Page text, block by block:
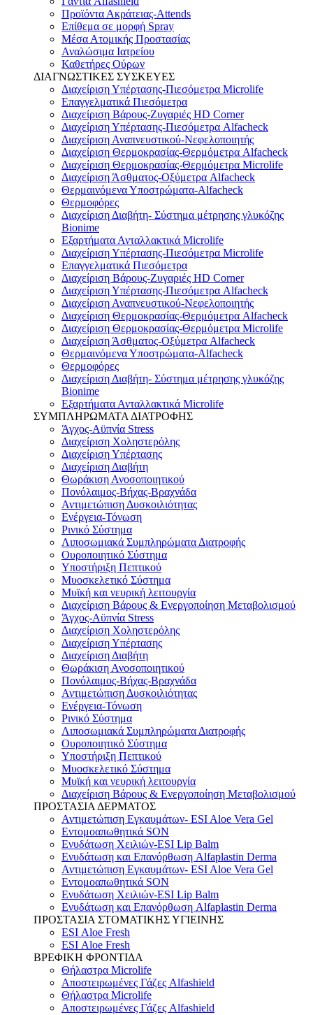
Προϊόντα Ακράτειας-Attends
Επίθεμα σε μορφή Spray
Μέσα Ατομικής Προστασίας
Αναλώσιμα Ιατρείου
Καθετήρες Ούρων
ΔΙΑΓΝΩΣΤΙΚΕΣ ΣΥΣΚΕΥΕΣ
Διαχείριση Υπέρτασης-Πιεσόμετρα Microlife
Επαγγελματικά Πιεσόμετρα
Διαχείριση Βάρους-Ζυγαριές HD Corner
Διαχείριση Υπέρτασης-Πιεσόμετρα Alfacheck
Διαχείριση Αναπνευστικού-Νεφελοποιητής
Διαχείριση Θερμοκρασίας-Θερμόμετρα Alfacheck
Διαχείριση Θερμοκρασίας-Θερμόμετρα Microlife
Διαχείριση Άσθματος-Οξύμετρα Alfacheck
Θερμαινόμενα Υποστρώματα-Alfacheck
Θερμοφόρες
Διαχείριση Διαβήτη- Σύστημα μέτρησης γλυκόζης
Bionime
Εξαρτήματα Ανταλλακτικά Microlife
Διαχείριση Υπέρτασης-Πιεσόμετρα Microlife
Επαγγελματικά Πιεσόμετρα
Διαχείριση Βάρους-Ζυγαριές HD Corner
Διαχείριση Υπέρτασης-Πιεσόμετρα Alfacheck
Διαχείριση Αναπνευστικού-Νεφελοποιητής
Διαχείριση Θερμοκρασίας-Θερμόμετρα Alfacheck
Διαχείριση Θερμοκρασίας-Θερμόμετρα Microlife
Διαχείριση Άσθματος-Οξύμετρα Alfacheck
Θερμαινόμενα Υποστρώματα-Alfacheck
Θερμοφόρες
Διαχείριση Διαβήτη- Σύστημα μέτρησης γλυκόζης
Bionime
Εξαρτήματα Ανταλλακτικά Microlife
ΣΥΜΠΛΗΡΩΜΑΤΑ ΔΙΑΤΡΟΦΗΣ
Άγχος-Αϋπνία Stress
Διαχείριση Χοληστερόλης
Διαχείριση Υπέρτασης
Διαχείριση Διαβήτη
Θωράκιση Ανοσοποιητικού
Πονόλαιμος-Βήχας-Βραχνάδα
Αντιμετώπιση Δυσκοιλιότητας
Eνέργεια-Τόνωση
Ρινικό Σύστημα
Λιποσωμιακά Συμπληρώματα Διατροφής
Ουροποιητικό Σύστημα
Υποστήριξη Πεπτικού
Μυοσκελετικό Σύστημα
Μυϊκή και νευρική λειτουργία
Διαχείριση Βάρους & Ενεργοποίηση Μεταβολισμού
Άγχος-Αϋπνία Stress
Διαχείριση Χοληστερόλης
Διαχείριση Υπέρτασης
Διαχείριση Διαβήτη
Θωράκιση Ανοσοποιητικού
Πονόλαιμος-Βήχας-Βραχνάδα
Αντιμετώπιση Δυσκοιλιότητας
Eνέργεια-Τόνωση
Ρινικό Σύστημα
Λιποσωμιακά Συμπληρώματα Διατροφής
Ουροποιητικό Σύστημα
Υποστήριξη Πεπτικού
Μυοσκελετικό Σύστημα
Μυϊκή και νευρική λειτουργία
Διαχείριση Βάρους & Ενεργοποίηση Μεταβολισμού
ΠΡΟΣΤΑΣΙΑ ΔΕΡΜΑΤΟΣ
Αντιμετώπιση Εγκαυμάτων- ESI Aloe Vera Gel
Εντομοαπωθητικά SON
Ενυδάτωση Χειλιών-ESI Lip Balm
Ενυδάτωση και Επανόρθωση Alfaplastin Derma
Αντιμετώπιση Εγκαυμάτων- ESI Aloe Vera Gel
Εντομοαπωθητικά SON
Ενυδάτωση Χειλιών-ESI Lip Balm
Ενυδάτωση και Επανόρθωση Alfaplastin Derma
ΠΡΟΣΤΑΣΙΑ ΣΤΟΜΑΤΙΚΗΣ ΥΓΙΕΙΝΗΣ
ESI Αloe Fresh
ESI Αloe Fresh
ΒΡΕΦΙΚΗ ΦΡΟΝΤΙΔΑ
Θήλαστρα Microlife
Αποστειρωμένες Γάζες Alfashield
Θήλαστρα Microlife
Αποστειρωμένες Γάζες Alfashield